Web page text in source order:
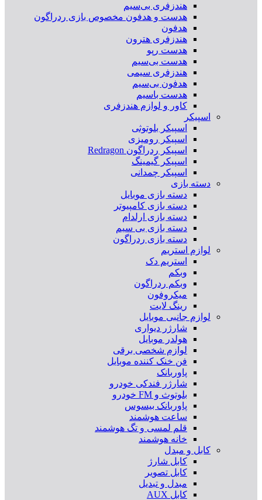
هندزفری بی‌سیم
هدست و هدفون مخصوص بازی ردراگون
هدفون
هندزفری هترون
هدست رپو
هدست بی‌سیم
هندزفری سیمی
هدفون بی‌سیم
هدست باسیم
کاور و لوازم هندزفری
اسپیکر
اسپیکر بلوتوثی
اسپیکر رومیزی
اسپیکر ردراگون Redragon
اسپیکر گیمینگ
اسپیکر چمدانی
دسته بازی
دسته بازی موبایل
دسته بازی کامپیوتر
دسته بازی ارلدام
دسته بازی بی سیم
دسته بازی ردراگون
لوازم استریم
استریم دک
وبکم
وبکم ردراگون
میکروفون
رینگ لایت
لوازم جانبی موبایل
شارژر دیواری
هولدر موبایل
لوازم شخصی برقی
فن خنک کننده موبایل
پاوربانک
شارژر فندکی خودرو
بلوتوث و FM خودرو
پاوربانک بیسوس
ساعت هوشمند
قلم لمسی و تگ هوشمند
خانه هوشمند
کابل و مبدل
کابل شارژ
کابل تصویر
مبدل و تبدیل
کابل AUX